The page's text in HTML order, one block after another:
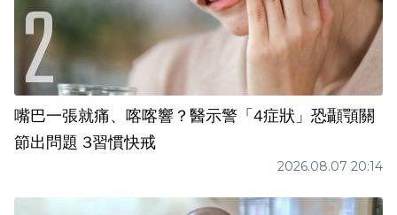
嘴巴一張就痛、喀喀響？醫示警「4症狀」恐顳顎關
節出問題 3習慣快戒
2026.08.07 20:14